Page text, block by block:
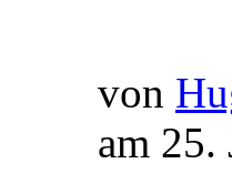
von
am 25.